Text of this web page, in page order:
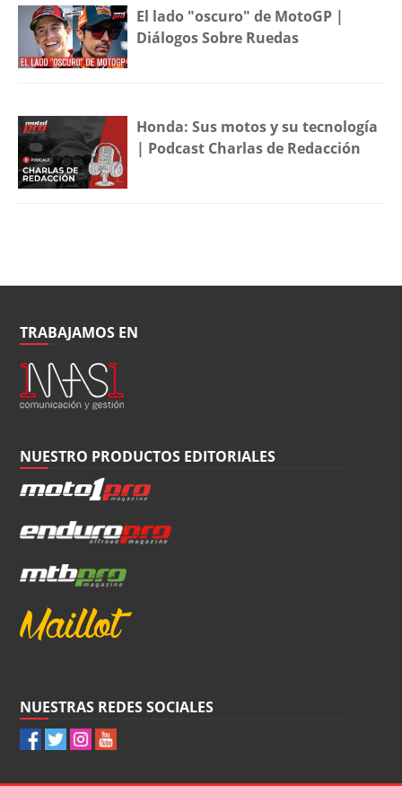
El lado "oscuro" de MotoGP |
Diálogos Sobre Ruedas
Honda: Sus motos y su tecnología
| Podcast Charlas de Redacción
TRABAJAMOS EN
NUESTRO PRODUCTOS EDITORIALES
NUESTRAS REDES SOCIALES